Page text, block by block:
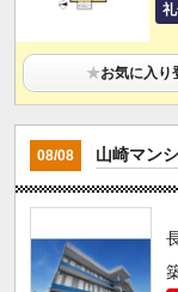
★お気に入り
08/08 山崎マン